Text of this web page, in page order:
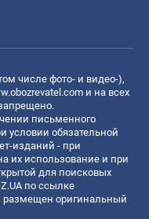
числе фото- и видео-),
и на всех
письменного
условии обязательной
изданий - при
их использование и при
для поисковых
по ссылке
размещен оригинальный